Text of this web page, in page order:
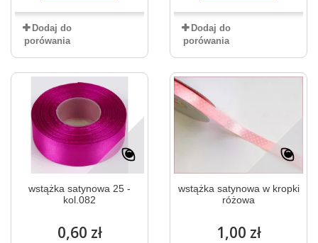
Dodaj do
porówania
Dodaj do
porówania
wstążka satynowa 25 -
kol.082
0,60 zł
wstążka satynowa w kropki
różowa
1,00 zł